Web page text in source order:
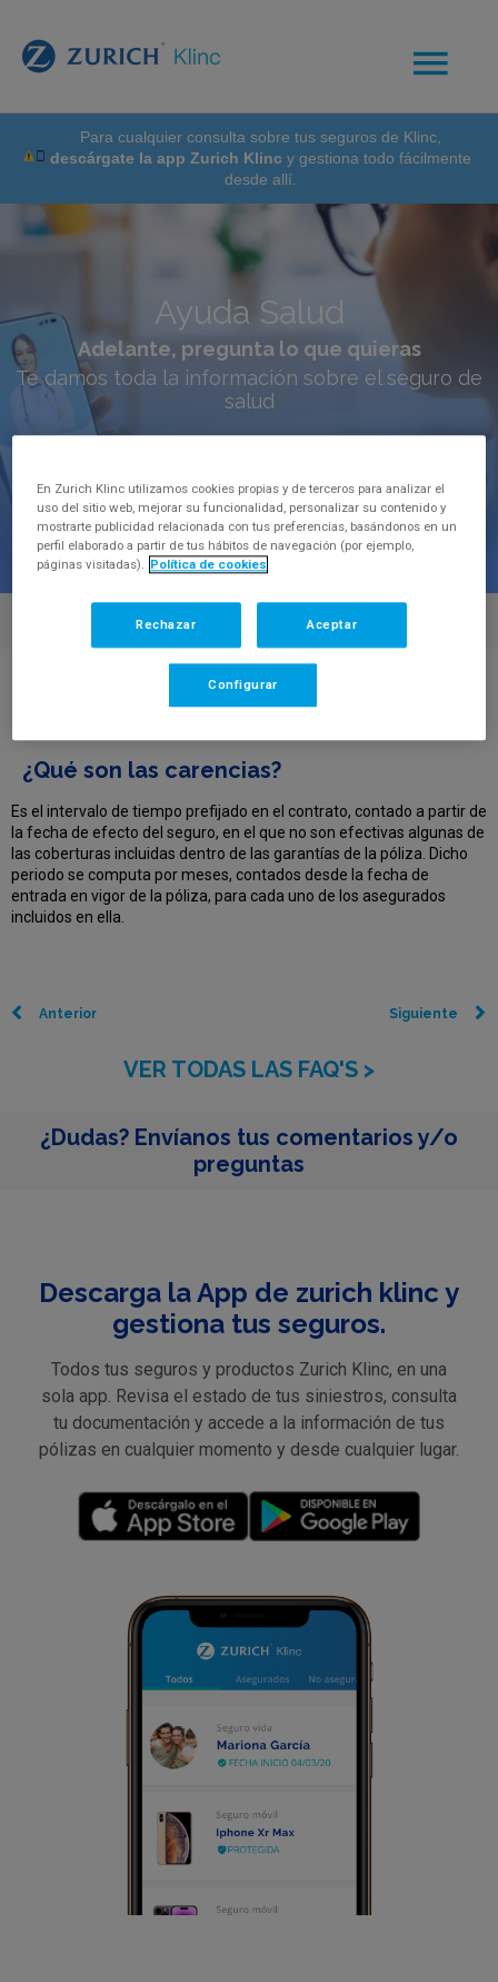
Para cualquier consulta sobre tus seguros de Klinc,
descárgate la app Zurich Klinc y gestiona todo fácilmente
desde allí.
Ayuda Salud
Adelante, pregunta lo que quieras
Te damos toda la información sobre el seguro de
salud
¿Qué son las carencias?
¿Qué son las carencias?
Es el intervalo de tiempo prefijado en el contrato, contado a partir de
la fecha de efecto del seguro, en el que no son efectivas algunas de
las coberturas incluidas dentro de las garantías de la póliza. Dicho
periodo se computa por meses, contados desde la fecha de
entrada en vigor de la póliza, para cada uno de los asegurados
incluidos en ella.
Anterior Siguiente
VER TODAS LAS FAQ'S >
¿Dudas? Envíanos tus comentarios y/o
preguntas
Descarga la App de zurich klinc y
gestiona tus seguros.
Todos tus seguros y productos Zurich Klinc, en una
sola app. Revisa el estado de tus siniestros, consulta
tu documentación y accede a la información de tus
pólizas en cualquier momento y desde cualquier lugar.
En Zurich Klinc utilizamos cookies propias y de terceros para analizar el
uso del sitio web, mejorar su funcionalidad, personalizar su contenido y
mostrarte publicidad relacionada con tus preferencias, basándonos en un
perfil elaborado a partir de tus hábitos de navegación (por ejemplo,
páginas visitadas). Política de cookies
Rechazar Aceptar
Configurar